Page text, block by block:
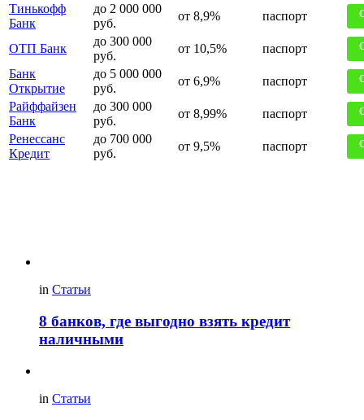
Тинькофф
Банк
до 2 000 000
руб.
от 8,9% паспорт
ОТП Банк
до 300 000
руб.
от 10,5% паспорт
Банк
Открытие
до 5 000 000
руб.
от 6,9% паспорт
Райффайзен
Банк
до 300 000
руб.
от 8,99% паспорт
Ренессанс
Кредит
до 700 000
руб.
от 9,5% паспорт
in Статьи
8 банков, где выгодно взять кредит
наличными
in Статьи